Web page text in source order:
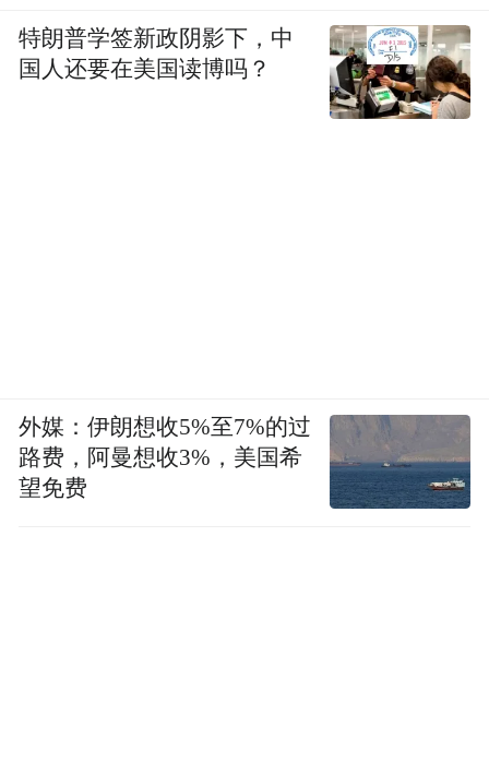
特朗普学签新政阴影下，中
国人还要在美国读博吗？
外媒：伊朗想收5%至7%的过
路费，阿曼想收3%，美国希
望免费